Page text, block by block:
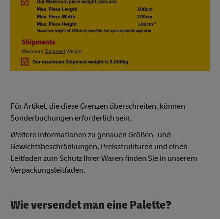
Für Artikel, die diese Grenzen überschreiten, können
Sonderbuchungen erforderlich sein.
Weitere Informationen zu genauen Größen- und
Gewichtsbeschränkungen, Preisstrukturen und einen
Leitfaden zum Schutz Ihrer Waren finden Sie in unserem
Verpackungsleitfaden.
Wie versendet man eine Palette?